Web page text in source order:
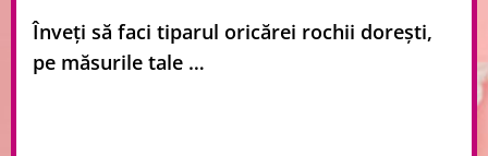
Înveți să faci tiparul oricărei rochii dorești,
pe măsurile tale …